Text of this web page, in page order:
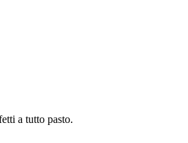
a tutto pasto.